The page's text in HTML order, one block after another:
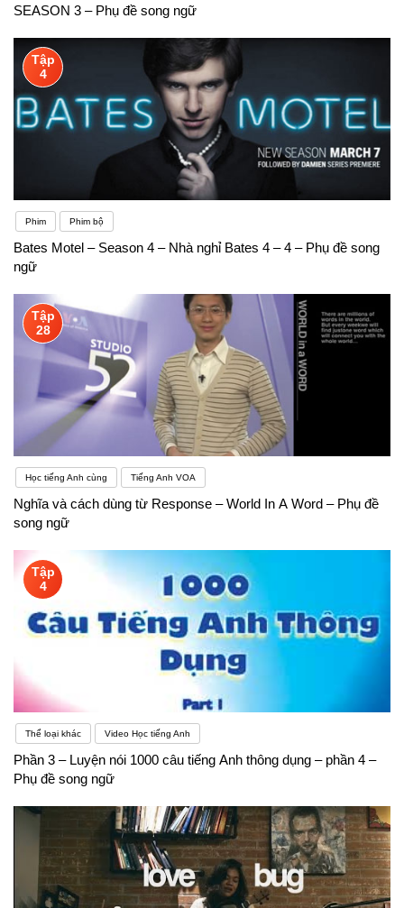
SEASON 3 – Phụ đề song ngữ
Tập
4
Phim Phim bộ
Bates Motel – Season 4 – Nhà nghỉ Bates 4 – 4 – Phụ đề song
ngữ
Tập
28
Học tiếng Anh cùng Tiếng Anh VOA
Nghĩa và cách dùng từ Response – World In A Word – Phụ đề
song ngữ
Tập
4
Thể loại khác Video Học tiếng Anh
Phần 3 – Luyện nói 1000 câu tiếng Anh thông dụng – phần 4 –
Phụ đề song ngữ